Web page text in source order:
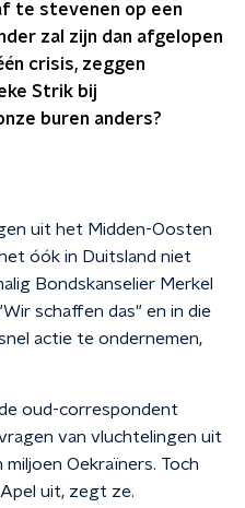
te stevenen op een
zal zijn dan afgelopen
crisis, zeggen
Strik bij
buren anders?
uit het Midden-Oosten
óók in Duitsland niet
Bondskanselier Merkel
schaffen das" en in die
actie te ondernemen,
oud-correspondent
van vluchtelingen uit
Oekraïners. Toch
uit, zegt ze.